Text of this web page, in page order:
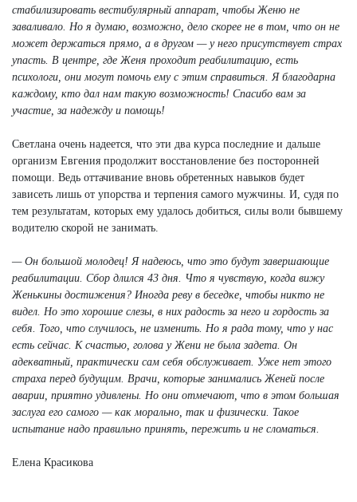
стабилизировать вестибулярный аппарат, чтобы Женю не
заваливало. Но я думаю, возможно, дело скорее не в том, что он не
может держаться прямо, а в другом — у него присутствует страх
упасть. В центре, где Женя проходит реабилитацию, есть
психологи, они могут помочь ему с этим справиться. Я благодарна
каждому, кто дал нам такую возможность! Спасибо вам за
участие, за надежду и помощь!
Светлана очень надеется, что эти два курса последние и дальше
организм Евгения продолжит восстановление без посторонней
помощи. Ведь оттачивание вновь обретенных навыков будет
зависеть лишь от упорства и терпения самого мужчины. И, судя по
тем результатам, которых ему удалось добиться, силы воли бывшему
водителю скорой не занимать.
— Он большой молодец! Я надеюсь, что это будут завершающие
реабилитации. Сбор длился 43 дня. Что я чувствую, когда вижу
Женькины достижения? Иногда реву в беседке, чтобы никто не
видел. Но это хорошие слезы, в них радость за него и гордость за
себя. Того, что случилось, не изменить. Но я рада тому, что у нас
есть сейчас. К счастью, голова у Жени не была задета. Он
адекватный, практически сам себя обслуживает. Уже нет этого
страха перед будущим. Врачи, которые занимались Женей после
аварии, приятно удивлены. Но они отмечают, что в этом большая
заслуга его самого — как морально, так и физически. Такое
испытание надо правильно принять, пережить и не сломаться.
Елена Красикова